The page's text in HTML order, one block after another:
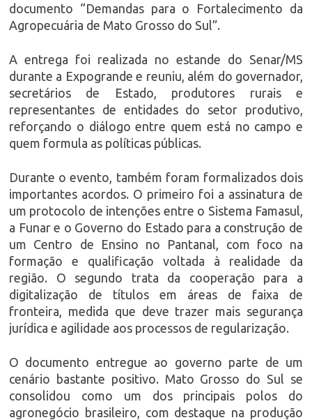
documento “Demandas para o Fortalecimento da
Agropecuária de Mato Grosso do Sul”.
A entrega foi realizada no estande do Senar/MS
durante a Expogrande e reuniu, além do governador,
secretários de Estado, produtores rurais e
representantes de entidades do setor produtivo,
reforçando o diálogo entre quem está no campo e
quem formula as políticas públicas.
Durante o evento, também foram formalizados dois
importantes acordos. O primeiro foi a assinatura de
um protocolo de intenções entre o Sistema Famasul,
a Funare o Governo do Estado para a construção de
um Centro de Ensino no Pantanal, com foco na
formação e qualificação voltada à realidade da
região. O segundo trata da cooperação para a
digitalização de títulos em áreas de faixa de
fronteira, medida que deve trazer mais segurança
jurídica e agilidade aos processos de regularização.
O documento entregue ao governo parte de um
cenário bastante positivo. Mato Grosso do Sul se
consolidou como um dos principais polos do
agronegócio brasileiro, com destaque na produção